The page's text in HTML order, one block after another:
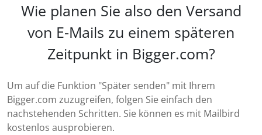
Wie planen Sie also den Versand
von E-Mails zu einem späteren
Zeitpunkt in Bigger.com?
Um auf die Funktion "Später senden" mit Ihrem
Bigger.com zuzugreifen, folgen Sie einfach den
nachstehenden Schritten. Sie können es mit Mailbird
kostenlos ausprobieren.